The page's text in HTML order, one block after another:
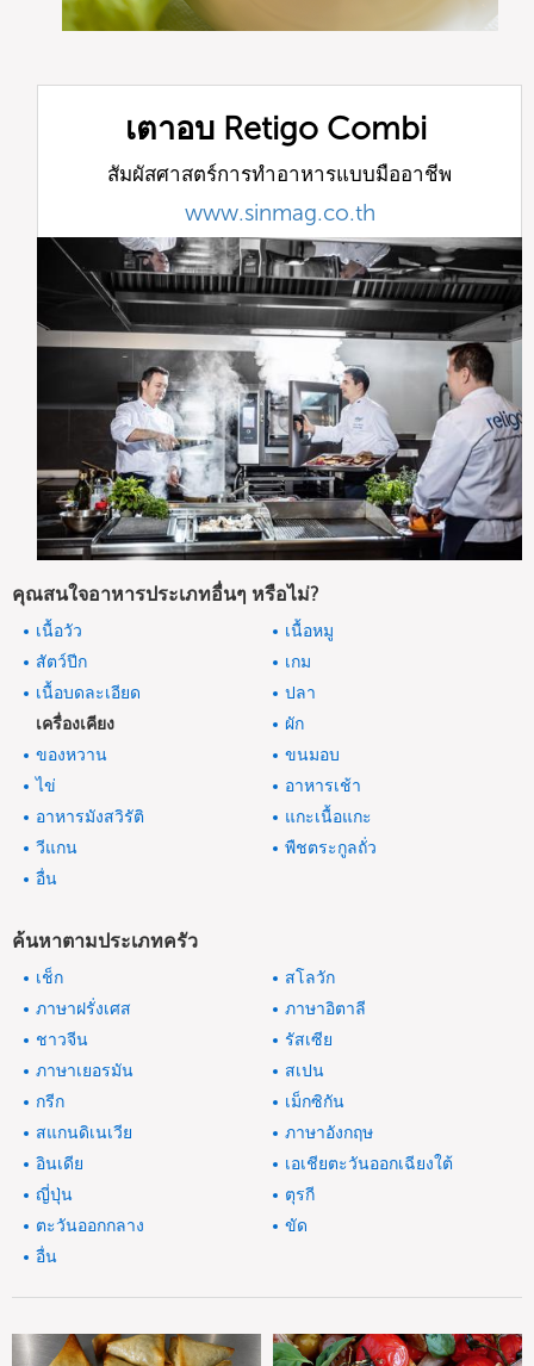
เตาอบ Retigo Combi
สัมผัสศาสตร์การทำอาหารแบบมืออาชีพ
www.sinmag.co.th
คุณสนใจอาหารประเภทอื่นๆ หรือไม่?
เนื้อวัว
เนื้อหมู
สัตว์ปีก
เกม
เนื้อบดละเอียด
ปลา
เครื่องเคียง
ผัก
ของหวาน
ขนมอบ
ไข่
อาหารเช้า
อาหารมังสวิรัติ
แกะเนื้อแกะ
วีแกน
พืชตระกูลถั่ว
อื่น
ค้นหาตามประเภทครัว
เช็ก
สโลวัก
ภาษาฝรั่งเศส
ภาษาอิตาลี
ชาวจีน
รัสเซีย
ภาษาเยอรมัน
สเปน
กรีก
เม็กซิกัน
สแกนดิเนเวีย
ภาษาอังกฤษ
อินเดีย
เอเชียตะวันออกเฉียงใต้
ญี่ปุ่น
ตุรกี
ตะวันออกกลาง
ขัด
อื่น